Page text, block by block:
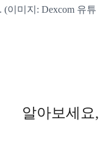
이미지: Dexcom 유튜
아보세요,